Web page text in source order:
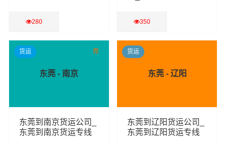
280
查看详细
350
查看详细
东莞 - 南京
东莞到南京货运公司_
东莞到南京货运专线
货运 荐
东莞 - 辽阳
东莞到辽阳货运公司_
东莞到辽阳货运专线
货运